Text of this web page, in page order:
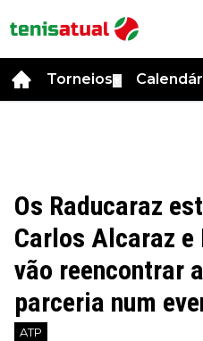
Torneios
Os Raducaraz
Carlos Alcaraz e
vão reencontrar
parceria num
ATP